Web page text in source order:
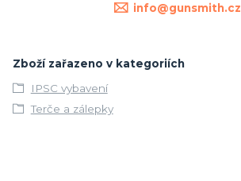
info@gunsmith.cz
Zboží zařazeno v kategoriích
IPSC vybavení
Terče a zálepky